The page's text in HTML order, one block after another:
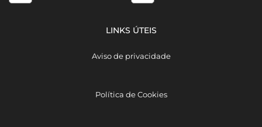
LINKS ÚTEIS
Aviso de privacidade
Política de Cookies